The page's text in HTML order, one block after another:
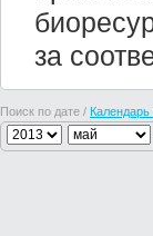
за
Поиск по дате / Календарь